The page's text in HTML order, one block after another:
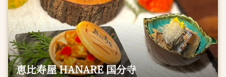
恵比寿屋 HANARE 国分寺